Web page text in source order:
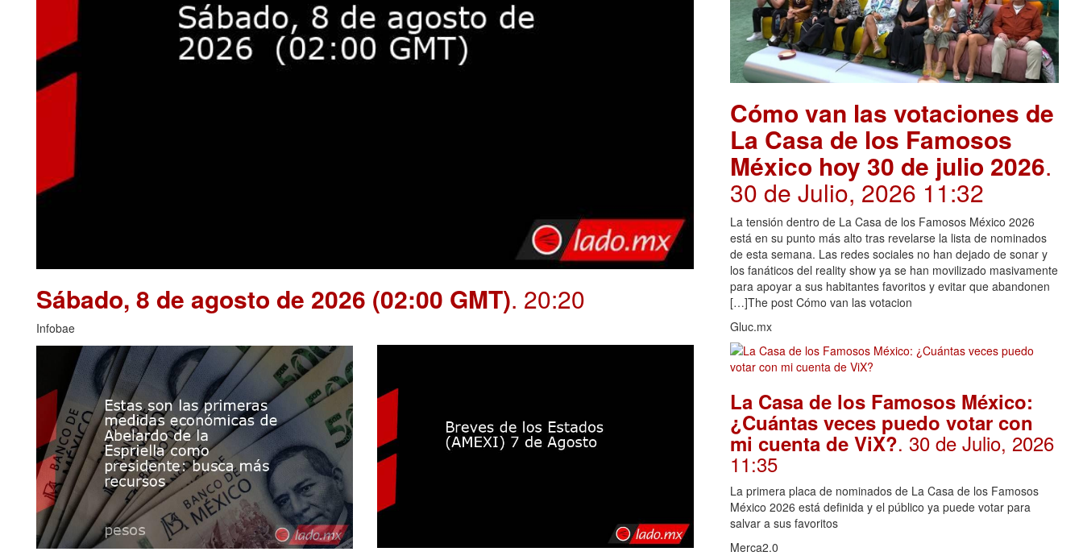
Sábado, 8 de agosto de 2026 (02:00 GMT). 20:20
Infobae
Cómo van las votaciones de
La Casa de los Famosos
México hoy 30 de julio 2026.
30 de Julio, 2026 11:32
La tensión dentro de La Casa de los Famosos México 2026
está en su punto más alto tras revelarse la lista de nominados
de esta semana. Las redes sociales no han dejado de sonar y
los fanáticos del reality show ya se han movilizado masivamente
para apoyar a sus habitantes favoritos y evitar que abandonen
[…]The post Cómo van las votacion
Gluc.mx
La Casa de los Famosos México:
¿Cuántas veces puedo votar con
mi cuenta de ViX?. 30 de Julio, 2026
11:35
La primera placa de nominados de La Casa de los Famosos
México 2026 está definida y el público ya puede votar para
salvar a sus favoritos
Merca2.0